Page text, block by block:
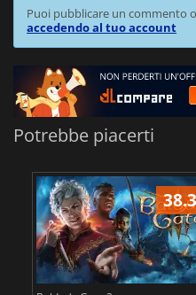
Puoi pubblicare un commento
accedendo al tuo account
Potrebbe piacerti